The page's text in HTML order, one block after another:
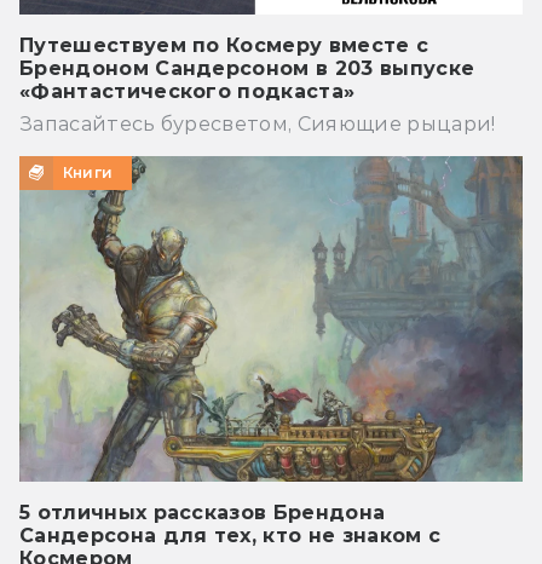
Путешествуем по Космеру вместе с
Брендоном Сандерсоном в 203 выпуске
«Фантастического подкаста»
Запасайтесь буресветом, Сияющие рыцари!
Книги
5 отличных рассказов Брендона
Сандерсона для тех, кто не знаком с
Космером